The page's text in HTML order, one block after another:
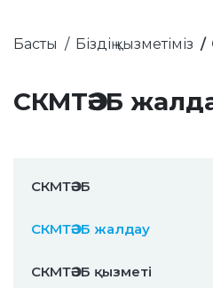
Басты Біздің қызметіміз
СКМТӘЭБ
СКМТӘЭБ
СКМТӘЭБ жалдау
СКМТӘЭБ қызметі